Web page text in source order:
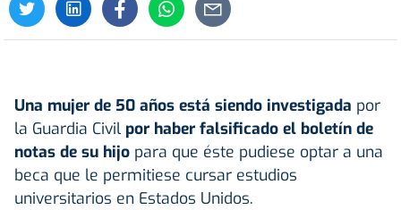
Una mujer de 50 años está siendo investigada por
la Guardia Civil por haber falsificado el boletín de
notas de su hijo para que éste pudiese optar a una
beca que le permitiese cursar estudios
universitarios en Estados Unidos.